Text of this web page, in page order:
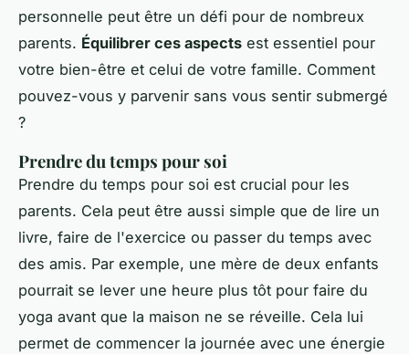
personnelle peut être un défi pour de nombreux
parents. Équilibrer ces aspects est essentiel pour
votre bien-être et celui de votre famille. Comment
pouvez-vous y parvenir sans vous sentir submergé
?
Prendre du temps pour soi
Prendre du temps pour soi est crucial pour les
parents. Cela peut être aussi simple que de lire un
livre, faire de l'exercice ou passer du temps avec
des amis. Par exemple, une mère de deux enfants
pourrait se lever une heure plus tôt pour faire du
yoga avant que la maison ne se réveille. Cela lui
permet de commencer la journée avec une énergie